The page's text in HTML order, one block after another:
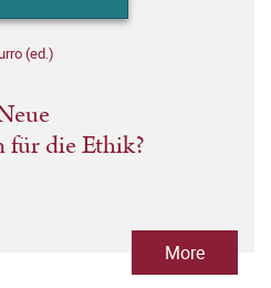
(ed.)
für die Ethik?
More